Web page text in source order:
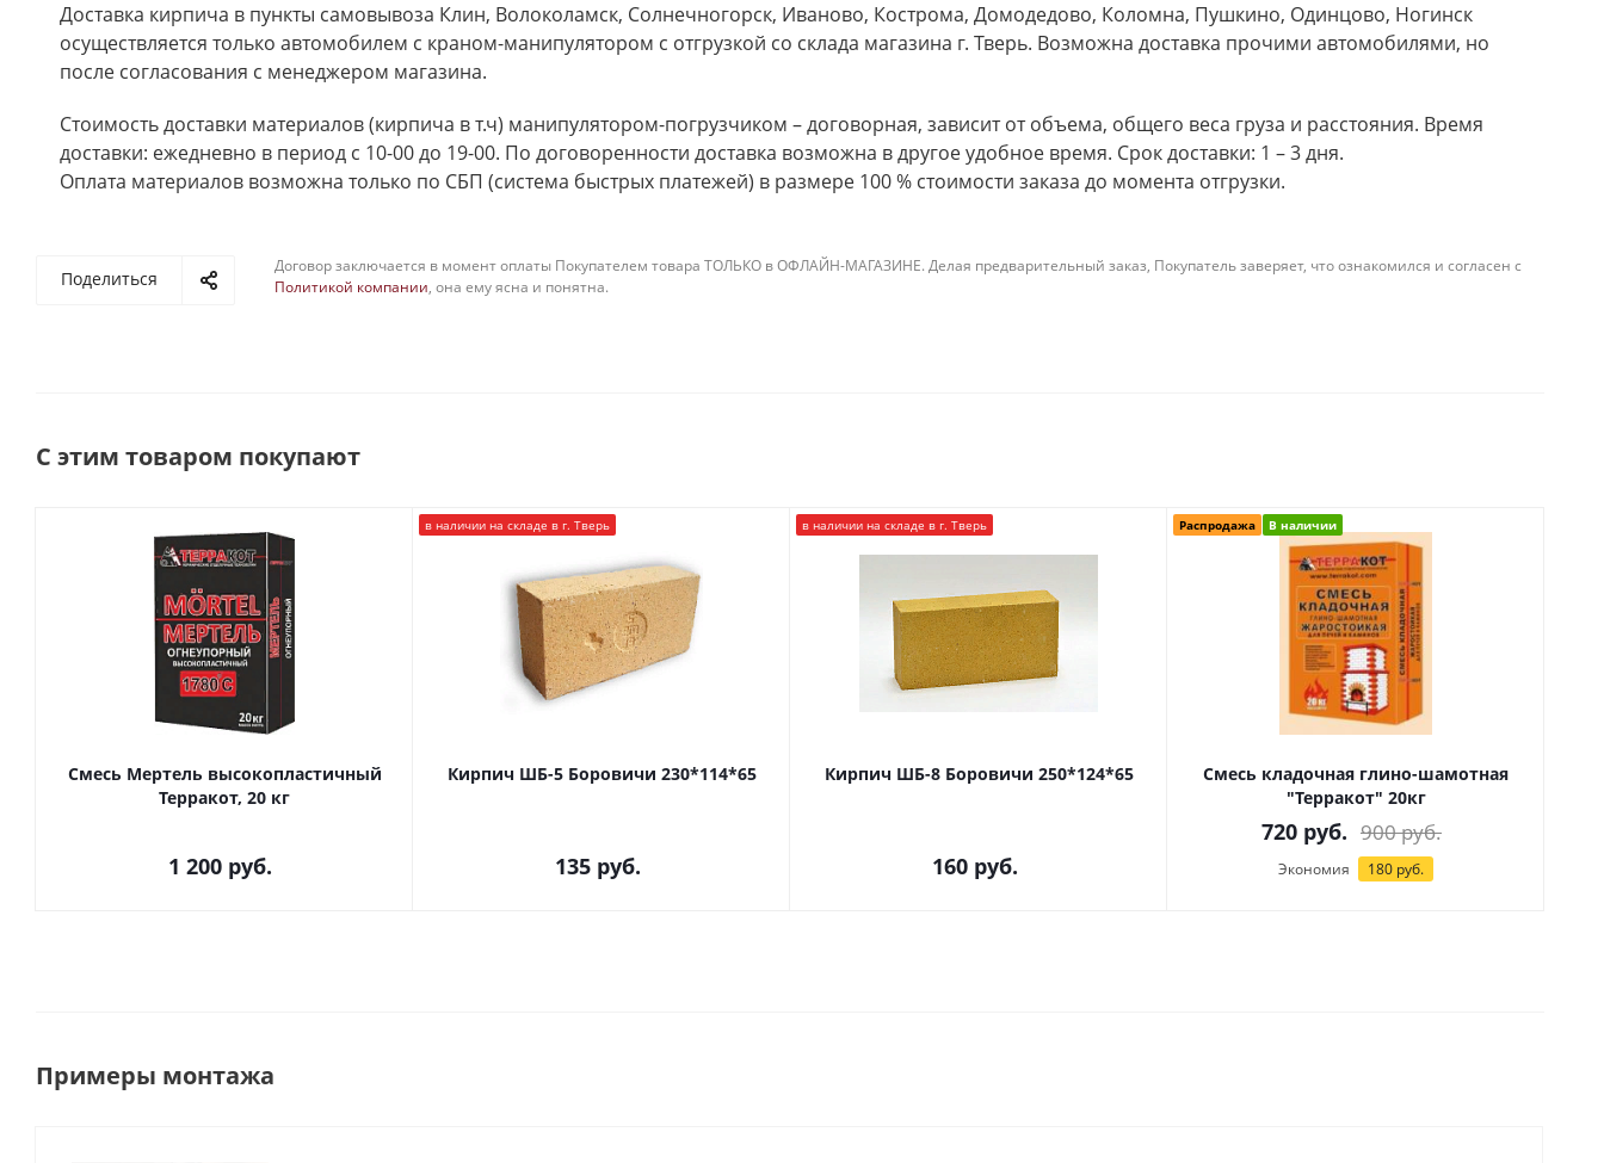
Доставка кирпича в пункты самовывоза Клин, Волоколамск, Солнечногорск, Иваново, Кострома, Домодедово, Коломна, Пушкино, Одинцово, Ногинск
осуществляется только автомобилем с краном-манипулятором с отгрузкой со склада магазина г. Тверь. Возможна доставка прочими автомобилями, но
после согласования с менеджером магазина.
Стоимость доставки материалов (кирпича в т.ч) манипулятором-погрузчиком – договорная, зависит от объема, общего веса груза и расстояния. Время
доставки: ежедневно в период с 10-00 до 19-00. По договоренности доставка возможна в другое удобное время. Срок доставки: 1 – 3 дня.
Оплата материалов возможна только по СБП (система быстрых платежей) в размере 100 % стоимости заказа до момента отгрузки.
Поделиться
Договор заключается в момент оплаты Покупателем товара ТОЛЬКО в ОФЛАЙН-МАГАЗИНЕ. Делая предварительный заказ, Покупатель заверяет, что ознакомился и согласен с
Политикой компании, она ему ясна и понятна.
С этим товаром покупают
Смесь Мертель высокопластичный
Терракот, 20 кг
1 200 руб.
в наличии на складе в г. Тверь
Кирпич ШБ-5 Боровичи 230*114*65
135руб.
в наличии на складе в г. Тверь
Кирпич ШБ-8 Боровичи 250*124*65
160руб.
Распродажа В наличии
Смесь кладочная глино-шамотная
"Терракот" 20кг
720 руб. 900руб.
Экономия 180 руб.
Примеры монтажа